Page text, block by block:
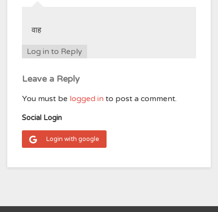
वाह
Log in to Reply
Leave a Reply
You must be logged in to post a comment.
Social Login
Login with google